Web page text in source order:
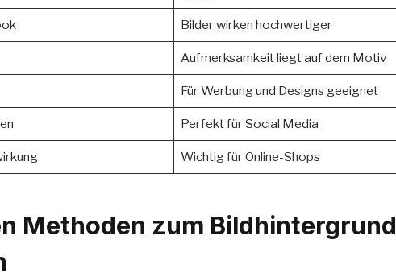
Bilder wirken hochwertiger
Aufmerksamkeit liegt auf dem Motiv
Für Werbung und Designs geeignet
Perfekt für Social Media
Wichtig für Online-Shops
Methoden zum Bildhintergrund